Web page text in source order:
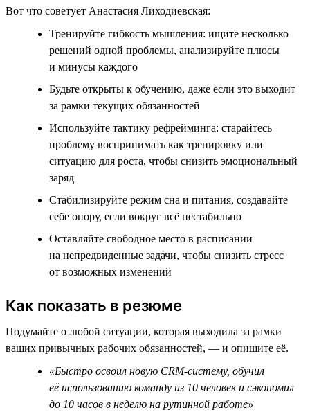
Вот что советует Анастасия Лиходиевская:
Тренируйте гибкость мышления: ищите несколько
решений одной проблемы, анализируйте плюсы
и минусы каждого
Будьте открыты к обучению, даже если это выходит
за рамки текущих обязанностей
Используйте тактику рефрейминга: старайтесь
проблему воспринимать как тренировку или
ситуацию для роста, чтобы снизить эмоциональный
заряд
Стабилизируйте режим сна и питания, создавайте
себе опору, если вокруг всё нестабильно
Оставляйте свободное место в расписании
на непредвиденные задачи, чтобы снизить стресс
от возможных изменений
Как показать в резюме
Подумайте о любой ситуации, которая выходила за рамки
ваших привычных рабочих обязанностей, — и опишите её.
«Быстро освоил новую CRM-систему, обучил
её использованию команду из 10 человек и сэкономил
до 10 часов в неделю на рутинной работе»